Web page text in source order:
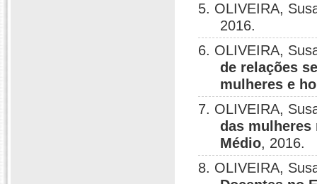
5. OLIVEIRA,
2016.
6. OLIVEIRA,
de relações
mulheres e
7. OLIVEIRA,
das
Médio, 2016.
8. OLIVEIRA,